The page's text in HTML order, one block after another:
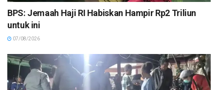
BPS: Jemaah Haji RI Habiskan Hampir Rp2 Triliun
untuk ini
07/08/2026